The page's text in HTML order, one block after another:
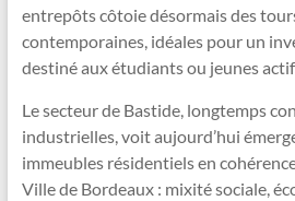
entrepôts côtoie désormais des
contemporaines, idéales pour un
destiné aux étudiants ou jeunes
Le secteur de Bastide, longtemps
industrielles, voit aujourd’hui
immeubles résidentiels en
Ville de Bordeaux : mixité sociale,